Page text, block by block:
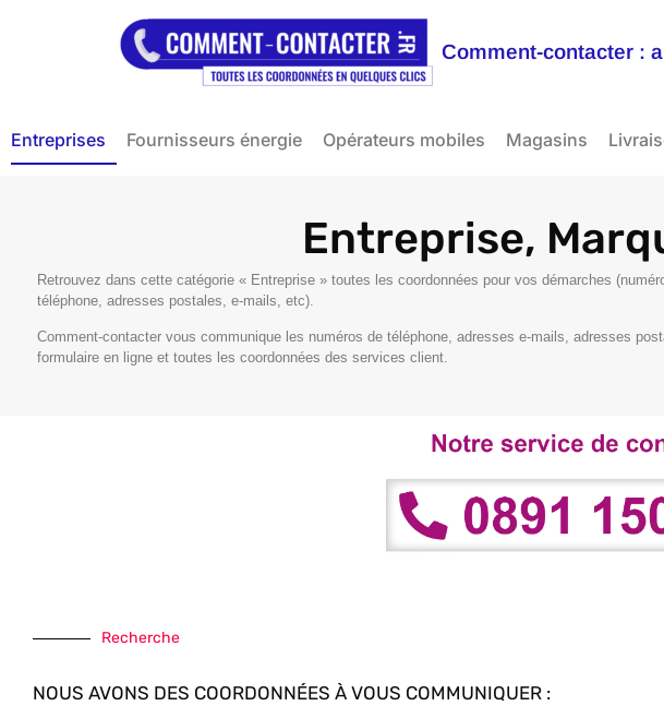
Comment-contacter :
Entreprises Fournisseurs énergie Opérateurs mobiles Magasins
Entreprise,
Retrouvez dans cette catégorie « Entreprise » toutes les coordonnées pour vos démarches
téléphone, adresses postales, e-mails, etc).
Comment-contacter vous communique les numéros de téléphone, adresses e-mails, adresses
formulaire en ligne et toutes les coordonnées des services client.
Recherche
NOUS AVONS DES COORDONNÉES À VOUS COMMUNIQUER :